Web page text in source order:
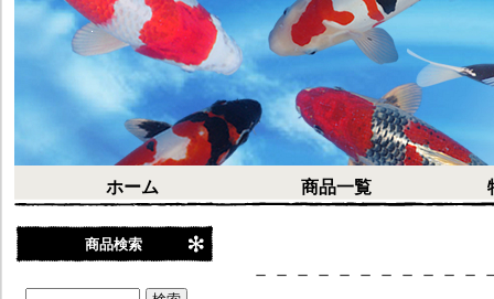
ホーム 商品一覧
－－－－－－－－－－－
商品検索